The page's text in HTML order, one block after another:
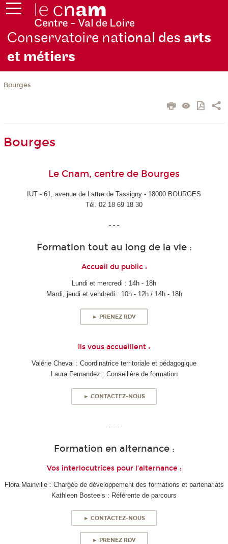
Conservatoire national des arts
et métiers
Bourges
Bourges
Le Cnam, centre de Bourges
IUT - 61, avenue de Lattre de Tassigny - 18000 BOURGES
Tél. 02 18 69 18 30
- - -
Formation tout au long de la vie :
Accueil du public :
Lundi et mercredi : 14h - 18h
Mardi, jeudi et vendredi : 10h - 12h / 14h - 18h
► PRENEZ RDV
Ils vous accueillent :
Valérie Cheval : Coordinatrice territoriale et pédagogique
Laura Fernandez : Conseillère de formation
► CONTACTEZ-NOUS
- - -
Formation en alternance :
Vos interlocutrices pour l’alternance :
Flora Mainville : Chargée de développement des formations et partenariats
Kathleen Bosteels : Référente de parcours
► CONTACTEZ-NOUS
► PRENEZ RDV